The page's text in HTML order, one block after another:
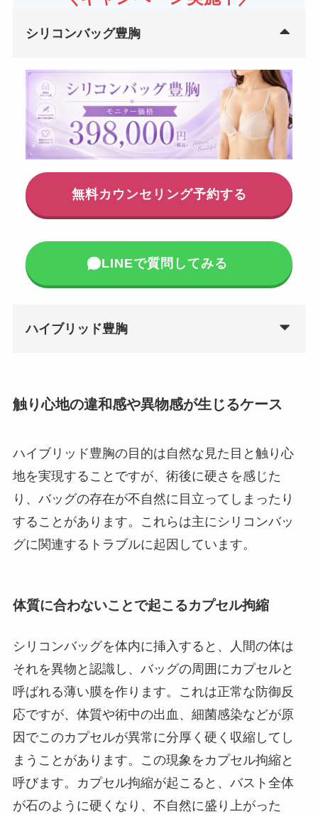
シリコンバッグ豊胸
無料カウンセリング予約する
LINEで質問してみる
ハイブリッド豊胸
触り心地の違和感や異物感が生じるケース
ハイブリッド豊胸の目的は自然な見た目と触り心
地を実現することですが、術後に硬さを感じた
り、バッグの存在が不自然に目立ってしまったり
することがあります。これらは主にシリコンバッ
グに関連するトラブルに起因しています。
体質に合わないことで起こるカプセル拘縮
シリコンバッグを体内に挿入すると、人間の体は
それを異物と認識し、バッグの周囲にカプセルと
呼ばれる薄い膜を作ります。これは正常な防御反
応ですが、体質や術中の出血、細菌感染などが原
因でこのカプセルが異常に分厚く硬く収縮してし
まうことがあります。この現象をカプセル拘縮と
呼びます。カプセル拘縮が起こると、バスト全体
が石のように硬くなり、不自然に盛り上がった